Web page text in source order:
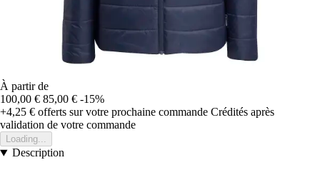
À partir de
100,00 € 85,00 € -15%
+4,25 € offerts sur votre prochaine commande Crédités après
validation de votre commande
Loading...
Description